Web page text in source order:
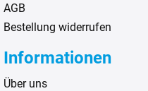
AGB
Bestellung widerrufen
Informationen
Über uns